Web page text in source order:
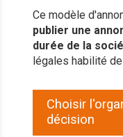
Ce modèle
publier une
durée de la
légales habilité
Choisir
décision